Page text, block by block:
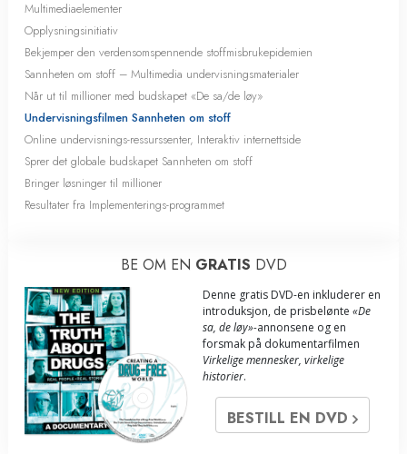
Multimediaelementer
Opplysningsinitiativ
Bekjemper den verdensomspennende stoffmisbrukepidemien
Sannheten om stoff – Multimedia undervisningsmaterialer
Når ut til millioner med budskapet «De sa/de løy»
Undervisningsfilmen Sannheten om stoff
Online undervisnings-ressurssenter, Interaktiv internettside
Sprer det globale budskapet Sannheten om stoff
Bringer løsninger til millioner
Resultater fra Implementerings-programmet
BE OM EN GRATIS DVD
Denne gratis DVD-en inkluderer en
introduksjon, de prisbelønte «De
sa, de løy»-annonsene og en
forsmak på dokumentarfilmen
Virkelige mennesker, virkelige
historier.
BESTILL EN DVD